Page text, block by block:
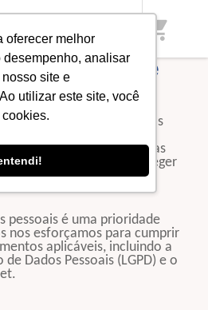
oferecer melhor
analisar
site e
utilizar este site, você
shopping_cart
Privacidade
é um documento que
visitantes do site sobre as
descreve as medidas
pela empresa para proteger
usuários e visitantes.
pessoais é uma prioridade
nos esforçamos para cumprir
aplicáveis, incluindo a
Dados Pessoais (LGPD) e o